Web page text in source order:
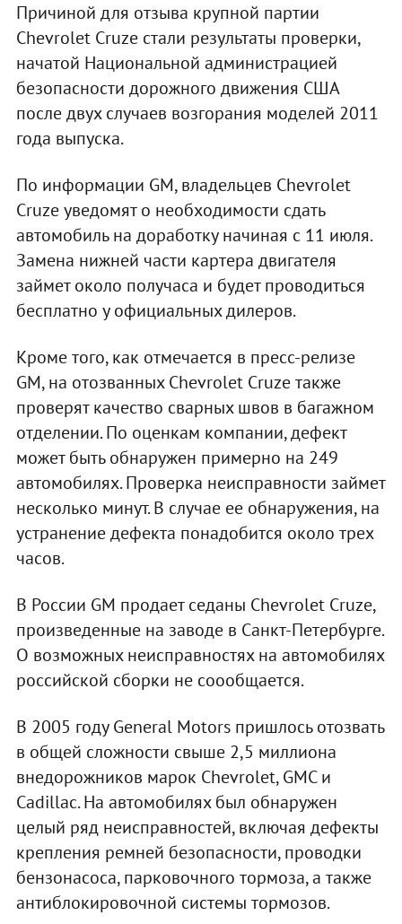
Причиной для отзыва крупной партии
Chevrolet Cruze стали результаты проверки,
начатой Национальной администрацией
безопасности дорожного движения США
после двух случаев возгорания моделей 2011
года выпуска.
По информации GM, владельцев Chevrolet
Cruze уведомят о необходимости сдать
автомобиль на доработку начиная с 11 июля.
Замена нижней части картера двигателя
займет около получаса и будет проводиться
бесплатно у официальных дилеров.
Кроме того, как отмечается в пресс-релизе
GM, на отозванных Chevrolet Cruze также
проверят качество сварных швов в багажном
отделении. По оценкам компании, дефект
может быть обнаружен примерно на 249
автомобилях. Проверка неисправности займет
несколько минут. В случае ее обнаружения, на
устранение дефекта понадобится около трех
часов.
В России GM продает седаны Chevrolet Cruze,
произведенные на заводе в Санкт-Петербурге.
О возможных неисправностях на автомобилях
российской сборки не соообщается.
В 2005 году General Motors пришлось отозвать
в общей сложности свыше 2,5 миллиона
внедорожников марок Chevrolet, GMC и
Cadillac. На автомобилях был обнаружен
целый ряд неисправностей, включая дефекты
крепления ремней безопасности, проводки
бензонасоса, парковочного тормоза, а также
антиблокировочной системы тормозов.